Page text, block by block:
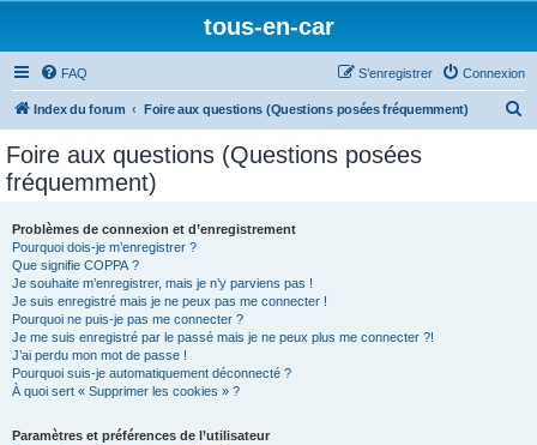
tous-en-car
FAQ Connexion
S’enregistrer
Index du forum Foire aux questions (Questions posées fréquemment)
Foire aux questions (Questions posées
fréquemment)
Problèmes de connexion et d’enregistrement
Pourquoi dois-je m’enregistrer ?
Que signifie COPPA ?
Je souhaite m’enregistrer, mais je n’y parviens pas !
Je suis enregistré mais je ne peux pas me connecter !
Pourquoi ne puis-je pas me connecter ?
Je me suis enregistré par le passé mais je ne peux plus me connecter ?!
J’ai perdu mon mot de passe !
Pourquoi suis-je automatiquement déconnecté ?
À quoi sert « Supprimer les cookies » ?
Paramètres et préférences de l’utilisateur